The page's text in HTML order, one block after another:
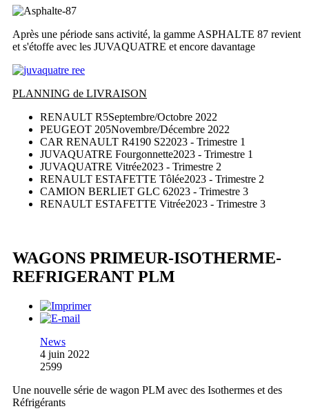
Après une période sans activité, la gamme ASPHALTE 87 revient
et s'étoffe avec les JUVAQUATRE et encore davantage
PLANNING de LIVRAISON
RENAULT R5Septembre/Octobre 2022
PEUGEOT 205Novembre/Décembre 2022
CAR RENAULT R4190 S22023 - Trimestre 1
JUVAQUATRE Fourgonnette2023 - Trimestre 1
JUVAQUATRE Vitrée2023 - Trimestre 2
RENAULT ESTAFETTE Tôlée2023 - Trimestre 2
CAMION BERLIET GLC 62023 - Trimestre 3
RENAULT ESTAFETTE Vitrée2023 - Trimestre 3
WAGONS PRIMEUR-ISOTHERME-
REFRIGERANT PLM
News
4 juin 2022
2599
Une nouvelle série de wagon PLM avec des Isothermes et des
Réfrigérants